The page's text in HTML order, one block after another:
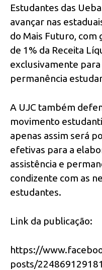
Estudantes das
avançar nas
do Mais Futuro,
de 1% da Receita
exclusivamente para
permanência
A UJC também
movimento
apenas assim será
efetivas para a
assistência e
condizente com as
estudantes.
Link da publicação:
https://
posts/